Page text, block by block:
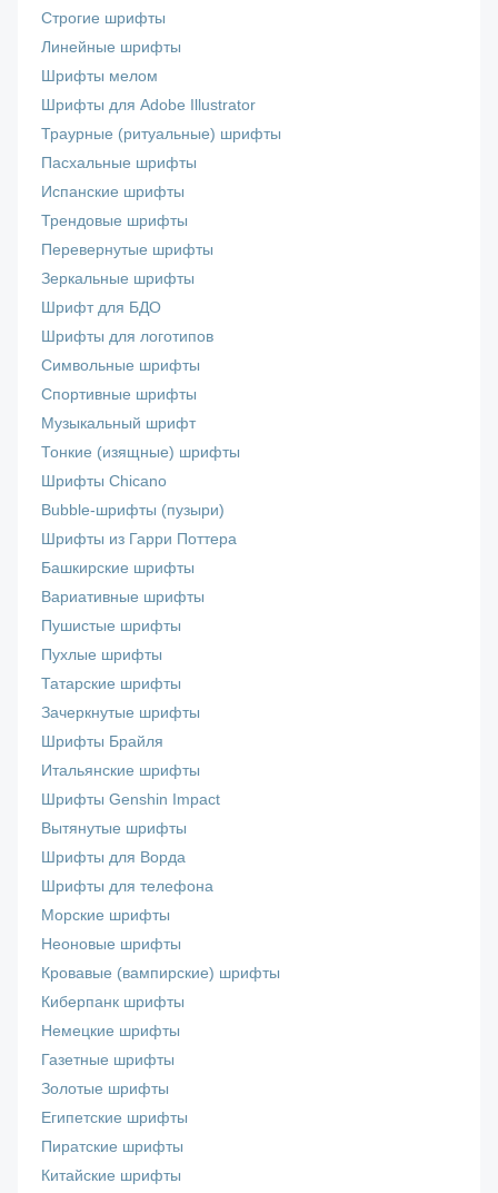
Строгие шрифты
Линейные шрифты
Шрифты мелом
Шрифты для Adobe Illustrator
Траурные (ритуальные) шрифты
Пасхальные шрифты
Испанские шрифты
Трендовые шрифты
Перевернутые шрифты
Зеркальные шрифты
Шрифт для БДО
Шрифты для логотипов
Символьные шрифты
Спортивные шрифты
Музыкальный шрифт
Тонкие (изящные) шрифты
Шрифты Chicano
Bubble-шрифты (пузыри)
Шрифты из Гарри Поттера
Башкирские шрифты
Вариативные шрифты
Пушистые шрифты
Пухлые шрифты
Татарские шрифты
Зачеркнутые шрифты
Шрифты Брайля
Итальянские шрифты
Шрифты Genshin Impact
Вытянутые шрифты
Шрифты для Ворда
Шрифты для телефона
Морские шрифты
Неоновые шрифты
Кровавые (вампирские) шрифты
Киберпанк шрифты
Немецкие шрифты
Газетные шрифты
Золотые шрифты
Египетские шрифты
Пиратские шрифты
Китайские шрифты